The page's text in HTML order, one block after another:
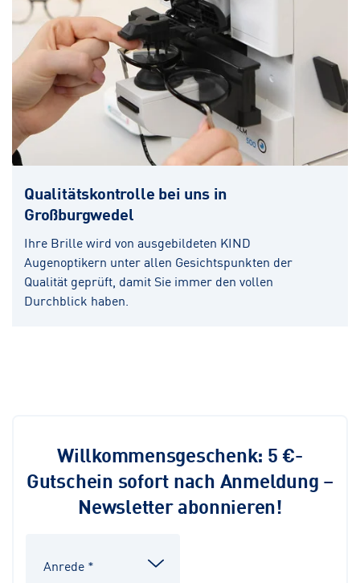
Qualitätskontrolle bei uns in
Großburgwedel
Ihre Brille wird von ausgebildeten KIND
Augenoptikern unter allen Gesichtspunkten der
Qualität geprüft, damit Sie immer den vollen
Durchblick haben.
Willkommensgeschenk: 5 €-
Gutschein sofort nach Anmeldung –
Newsletter abonnieren!